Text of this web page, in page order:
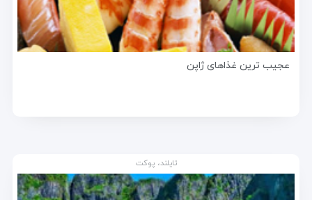
عجیب ترین غذاهای ژاپن
تایلند، پوکت